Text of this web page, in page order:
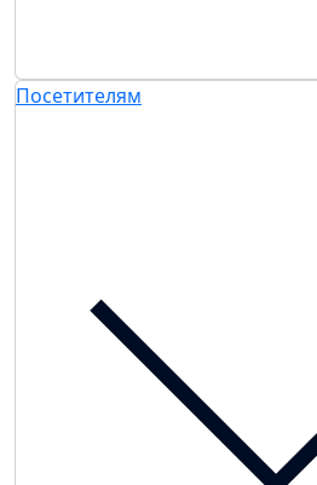
Посетителям